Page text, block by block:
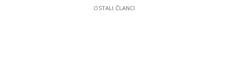
OSTALI ČLANCI